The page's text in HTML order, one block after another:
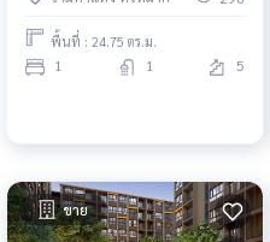
พื้นที่ : 24.75 ตร.ม.
1 1 5
ขาย